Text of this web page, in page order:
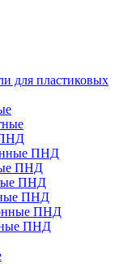
для пластиковых
ПНД
ПНД
ПНД
ПНД
ПНД
ПНД
ПНД